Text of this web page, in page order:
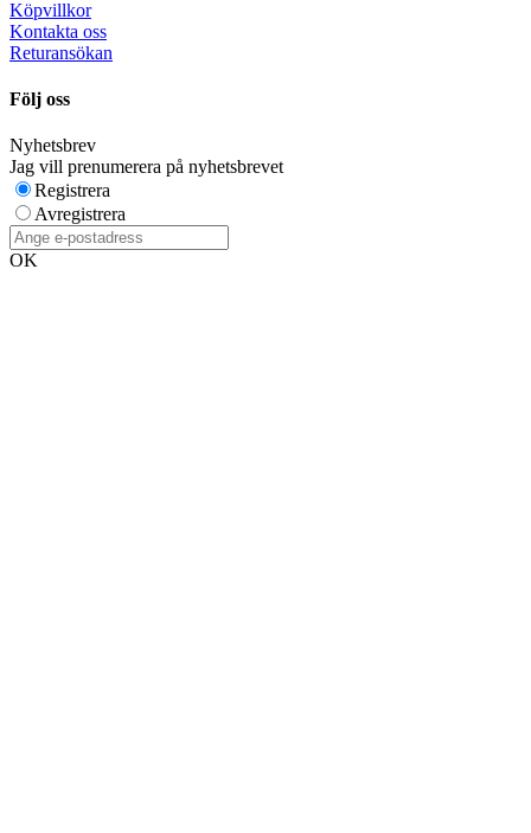
Köpvillkor
Kontakta oss
Returansökan
Följ oss
Nyhetsbrev
Jag vill prenumerera på nyhetsbrevet
Registrera
Avregistrera
OK